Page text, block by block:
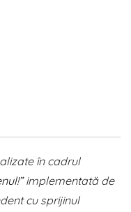
în cadrul
implementată de
cu sprijinul